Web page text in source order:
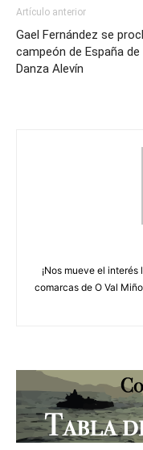
Artículo anterior
Gael Fernández se
campeón de España de
Danza Alevín
¡Nos mueve el
comarcas de O Val